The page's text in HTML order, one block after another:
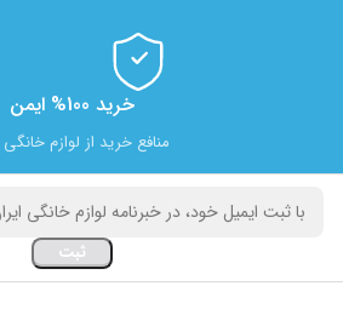
خرید 100% ایمن
منافع خرید از لوازم خانگی